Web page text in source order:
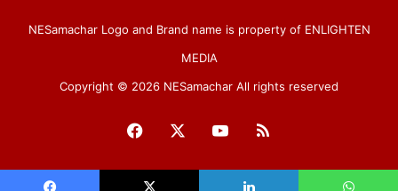
NESamachar Logo and Brand name is property of ENLIGHTEN
MEDIA
Copyright © 2026 NESamachar All rights reserved
Facebook YouTube